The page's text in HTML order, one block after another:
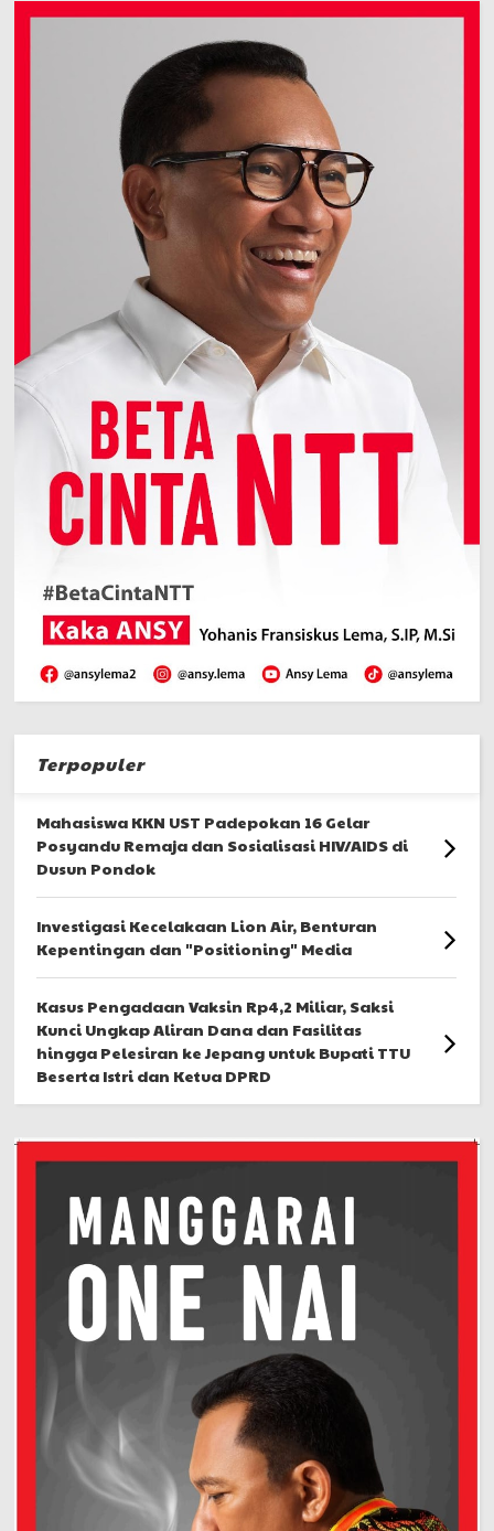
Terpopuler
Mahasiswa KKN UST Padepokan 16 Gelar
Posyandu Remaja dan Sosialisasi HIV/AIDS di
Dusun Pondok
Investigasi Kecelakaan Lion Air, Benturan
Kepentingan dan "Positioning" Media
Kasus Pengadaan Vaksin Rp4,2 Miliar, Saksi
Kunci Ungkap Aliran Dana dan Fasilitas
hingga Pelesiran ke Jepang untuk Bupati TTU
Beserta Istri dan Ketua DPRD